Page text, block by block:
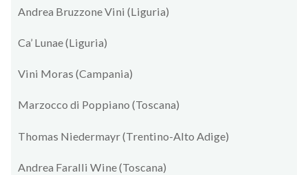
Andrea Bruzzone Vini (Liguria)
Ca’ Lunae (Liguria)
Vini Moras (Campania)
Marzocco di Poppiano (Toscana)
Thomas Niedermayr (Trentino-Alto Adige)
Andrea Faralli Wine (Toscana)